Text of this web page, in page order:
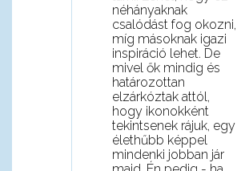
néhányaknak
csalódást fog okozni,
míg másoknak igazi
inspiráció lehet. De
mivel ők mindig és
határozottan
elzárkóztak attól,
hogy ikonokként
tekintsenek rájuk, egy
élethűbb képpel
mindenki jobban jár